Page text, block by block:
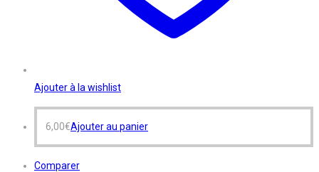
Ajouter à la wishlist
6,00€Ajouter au panier
Comparer